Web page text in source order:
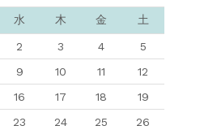
水 木 金 土
2 3 4
5
9 10 11
12
16 17 18
19
23 24 25
26